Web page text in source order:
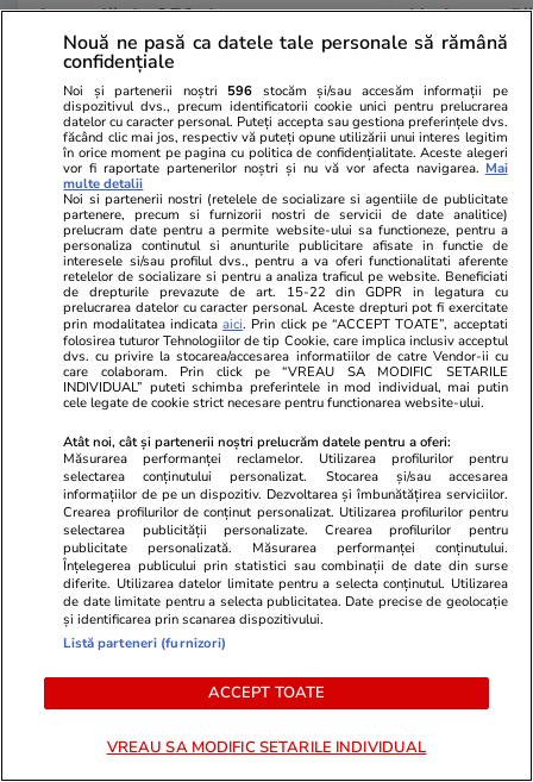
Amendă de 350 de euro pentru
șoferii care lasă mașina pornită ca
să-și cumpere cafea sau gustări,
în Grecia
Unde se
din lume și
la ea: nu
electricitate
Lifestyle 26 iul.
Ploaia de meteori Delta
Aquaride 2026: când o poți
vedea cel mai bine
27 iul.
De ce miroase urât când
pornești climatizarea la mașină
Nouă ne pasă ca datele tale personale să rămână
confidențiale
Noi și partenerii noștri 596 stocăm și/sau accesăm informații pe
dispozitivul dvs., precum identificatorii cookie unici pentru prelucrarea
datelor cu caracter personal. Puteți accepta sau gestiona preferințele dvs.
făcând clic mai jos, respectiv vă puteți opune utilizării unui interes legitim
în orice moment pe pagina cu politica de confidențialitate. Aceste alegeri
vor fi raportate partenerilor noștri și nu vă vor afecta navigarea. Mai
multe detalii
Noi si partenerii nostri (retelele de socializare si agentiile de publicitate
partenere, precum si furnizorii nostri de servicii de date analitice)
prelucram date pentru a permite website-ului sa functioneze, pentru a
personaliza continutul si anunturile publicitare afisate in functie de
interesele si/sau profilul dvs., pentru a va oferi functionalitati aferente
retelelor de socializare si pentru a analiza traficul pe website. Beneficiati
de drepturile prevazute de art. 15-22 din GDPR in legatura cu
prelucrarea datelor cu caracter personal. Aceste drepturi pot fi exercitate
prin modalitatea indicataaici. Prin click pe “ACCEPT TOATE”, acceptati
folosirea tuturor Tehnologiilor de tip Cookie, care implica inclusiv acceptul
dvs. cu privire la stocarea/accesarea informatiilor de catre Vendor-ii cu
care colaboram. Prin click pe “VREAU SA MODIFIC SETARILE
INDIVIDUAL” puteti schimba preferintele in mod individual, mai putin
cele legate de cookie strict necesare pentru functionarea website-ului.
Atât noi, cât și partenerii noștri prelucrăm datele pentru a oferi:
Măsurarea performanței reclamelor. Utilizarea profilurilor pentru
selectarea conținutului personalizat. Stocarea și/sau accesarea
informațiilor de pe un dispozitiv. Dezvoltarea și îmbunătățirea serviciilor.
Crearea profilurilor de conținut personalizat. Utilizarea profilurilor pentru
selectarea publicității personalizate. Crearea profilurilor pentru
publicitate personalizată. Măsurarea performanței conținutului.
Înțelegerea publicului prin statistici sau combinații de date din surse
diferite. Utilizarea datelor limitate pentru a selecta conținutul. Utilizarea
de date limitate pentru a selecta publicitatea. Date precise de geolocație
și identificarea prin scanarea dispozitivului.
Listă parteneri (furnizori)
ACCEPT TOATE
VREAU SA MODIFIC SETARILE INDIVIDUAL